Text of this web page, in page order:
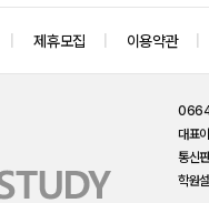
제휴모집 이용약관
대표
통신
학원